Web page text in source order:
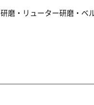
磨・リューター研磨・ベ